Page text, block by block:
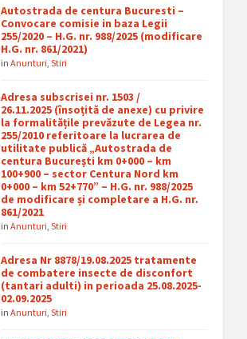
Autostrada de centura Bucuresti –
Convocare comisie in baza Legii
255/2020 – H.G. nr. 988/2025 (modificare
H.G. nr. 861/2021)
inAnunturi ,Stiri
Adresa subscrisei nr. 1503 /
26.11.2025 (însoțită de anexe) cu privire
la formalitățile prevăzute de Legea nr.
255/2010 referitoare la lucrarea de
utilitate publică „Autostrada de
centura București km 0+000 – km
100+900 – sector Centura Nord km
0+000 – km 52+770” – H.G. nr. 988/2025
de modificare și completare a H.G. nr.
861/2021
inAnunturi ,Stiri
Adresa Nr 8878/19.08.2025 tratamente
de combatere insecte de disconfort
(tantari adulti) in perioada 25.08.2025-
02.09.2025
inAnunturi ,Stiri